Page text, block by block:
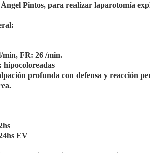
Pintos, para realizar laparotomía
min, FR: 26 /min.
hipocoloreadas
profunda con defensa y reacción
EV